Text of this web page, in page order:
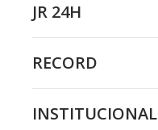
JR 24H
RECORD
INSTITUCIONAL